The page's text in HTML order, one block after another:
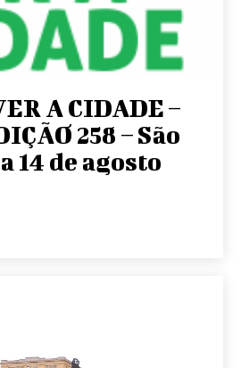
A CIDADE –
258 – São
14 de agosto